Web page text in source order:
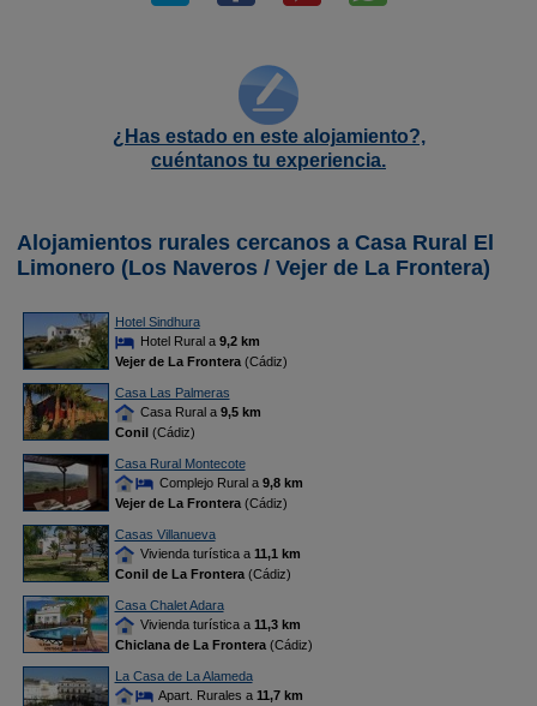
¿Has estado en este alojamiento?,
cuéntanos tu experiencia.
Alojamientos rurales cercanos a Casa Rural El
Limonero (Los Naveros / Vejer de La Frontera)
Hotel Sindhura
Hotel Rural a 9,2 km
Vejer de La Frontera(Cádiz)
Casa Las Palmeras
Casa Rural a 9,5 km
Conil(Cádiz)
Casa Rural Montecote
Complejo Rural a 9,8 km
Vejer de La Frontera(Cádiz)
Casas Villanueva
Vivienda turística a 11,1 km
Conil de La Frontera(Cádiz)
Casa Chalet Adara
Vivienda turística a 11,3 km
Chiclana de La Frontera(Cádiz)
La Casa de La Alameda
Apart. Rurales a 11,7 km